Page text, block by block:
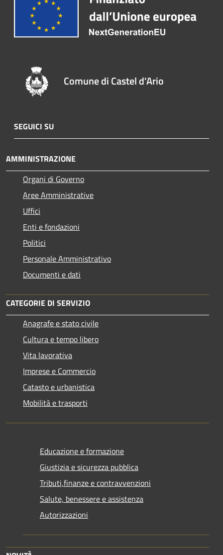
Comune di Castel d'Ario
SEGUICI SU
AMMINISTRAZIONE
Organi di Governo
Aree Amministrative
Uffici
Enti e fondazioni
Politici
Personale Amministrativo
Documenti e dati
CATEGORIE DI SERVIZIO
Anagrafe e stato civile
Cultura e tempo libero
Vita lavorativa
Imprese e Commercio
Catasto e urbanistica
Mobilità e trasporti
Educazione e formazione
Giustizia e sicurezza pubblica
Tributi,finanze e contravvenzioni
Salute, benessere e assistenza
Autorizzazioni